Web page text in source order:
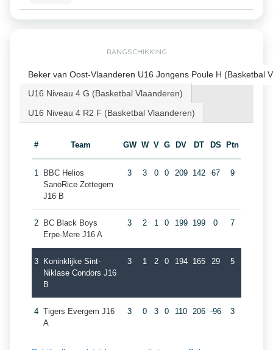
RANGSCHIKKING
Beker van Oost-Vlaanderen U16 Jongens Poule H (Basketbal
U16 Niveau 4 G (Basketbal Vlaanderen)
U16 Niveau 4 R2 F (Basketbal Vlaanderen)
# Team GW W V G DV DT DS Ptn
1
BBC Helios
SanoRice Zottegem
J16 B
3 3 0 0 209 142 67 9
2
BC Black Boys
Erpe-Mere J16 A
3 2 1 0 199 199 0 7
3
Koninklijke Sint-
Niklase Condors J16
B
3 1 2 0 194 165 29 5
4 Tigers Evergem J16
A
3 0 3 0 110 206 -96 3